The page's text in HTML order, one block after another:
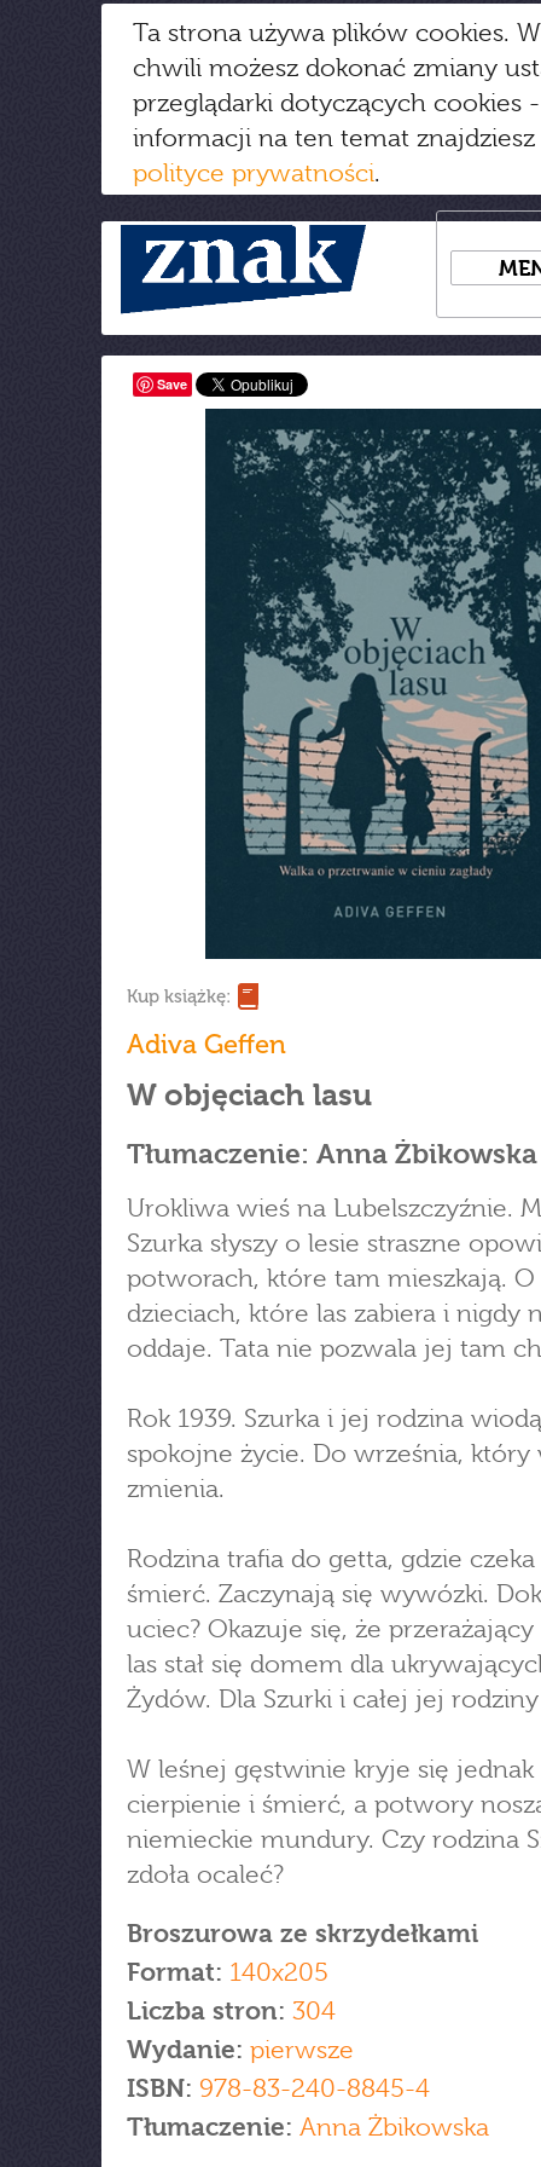
Ta strona używa plików cookies.
chwili możesz dokonać zmiany
przeglądarki dotyczących cookies
informacji na ten temat
polityce prywatności.
Save
Kup książkę:
Adiva Geffen
W objęciach lasu
Tłumaczenie: Anna Żbikowska
Urokliwa wieś na Lubelszczyźnie.
Szurka słyszy o lesie straszne
potworach, które tam mieszkają. O
dzieciach, które las zabiera i nigdy
oddaje. Tata nie pozwala jej tam
Rok 1939. Szurka i jej rodzina wiodą
spokojne życie. Do września, który
zmienia.
Rodzina trafia do getta, gdzie
śmierć. Zaczynają się wywózki.
uciec? Okazuje się, że
las stał się domem dla
Żydów. Dla Szurki i całej jej
W leśnej gęstwinie kryje się jednak
cierpienie i śmierć, a potwory
niemieckie mundury. Czy rodzina
zdoła ocaleć?
Broszurowa ze skrzydełkami
Format: 140x205
Liczba stron: 304
Wydanie: pierwsze
ISBN: 978-83-240-8845-4
Tłumaczenie: Anna Żbikowska